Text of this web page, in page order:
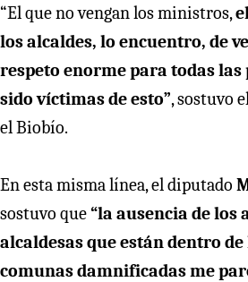
“El que no vengan los ministros,
los alcaldes, lo encuentro, de
respeto enorme para todas las
sido víctimas de esto”, sostuvo
el Biobío.
En esta misma línea, el diputado
sostuvo que“la ausencia de los
alcaldesas que están dentro de
comunas damnificadas me